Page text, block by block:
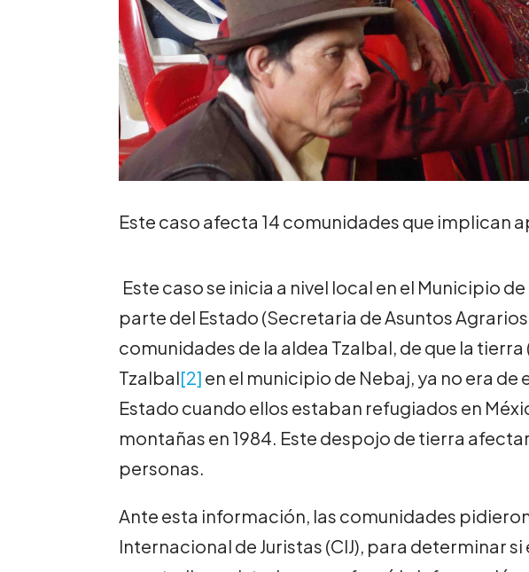
Este caso afecta 14 comunidades que implican
Este caso se inicia a nivel local en el Municipio
parte del Estado (Secretaria de Asuntos Agrarios
comunidades de la aldea Tzalbal, de que la
Tzalbal[2] en el municipio de Nebaj, ya no era
Estado cuando ellos estaban refugiados en
montañas en 1984. Este despojo de tierra
personas.
Ante esta información, las comunidades
Internacional de Juristas (CIJ), para determinar